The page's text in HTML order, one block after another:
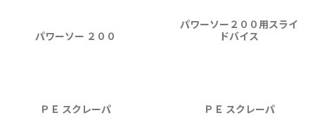
パワーソー ２００
パワーソー２００用スライ
ドバイス
ＰＥ スクレーパ ＰＥ スクレーパ